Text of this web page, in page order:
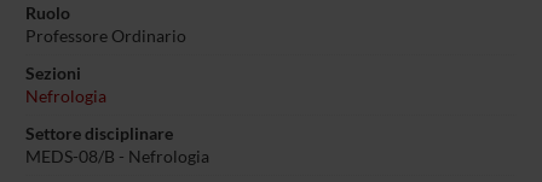
Ruolo
Professore Ordinario
Sezioni
Nefrologia
Settore disciplinare
MEDS-08/B - Nefrologia